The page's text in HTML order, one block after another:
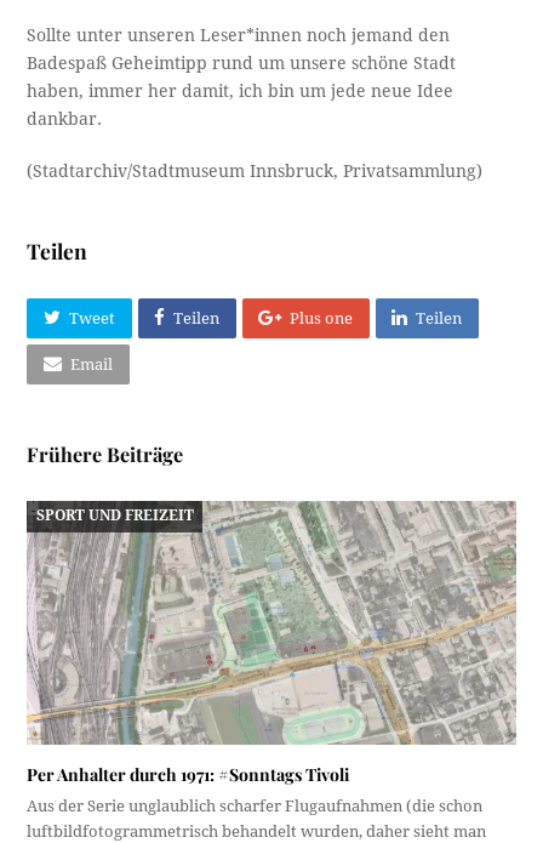
Sollte unter unseren Leser*innen noch jemand den
Badespaß Geheimtipp rund um unsere schöne Stadt
haben, immer her damit, ich bin um jede neue Idee
dankbar.
(Stadtarchiv/Stadtmuseum Innsbruck, Privatsammlung)
Teilen
Tweet Teilen Plus one Teilen
Email
Frühere Beiträge
SPORT UND FREIZEIT
Per Anhalter durch 1971: #Sonntags Tivoli
Aus der Serie unglaublich scharfer Flugaufnahmen (die schon
luftbildfotogrammetrisch behandelt wurden, daher sieht man